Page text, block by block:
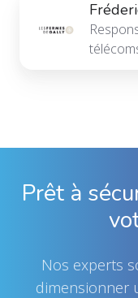
Prêt à
Nos experts
dimensionner